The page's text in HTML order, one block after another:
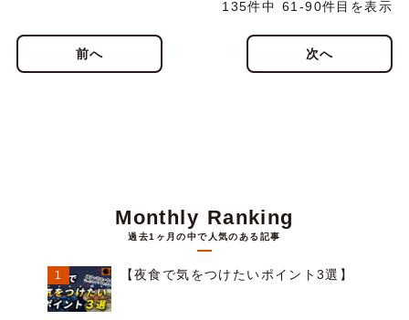
135件中 61-90件目を表示
前へ 次へ
Monthly Ranking
過去1ヶ月の中で人気のある記事
【夜食で気をつけたいポイント3選】